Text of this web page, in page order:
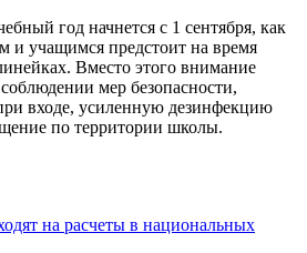
год начнется с 1 сентября, как
и учащимся предстоит на время
Вместо этого внимание
мер безопасности,
входе, усиленную дезинфекцию
по территории школы.